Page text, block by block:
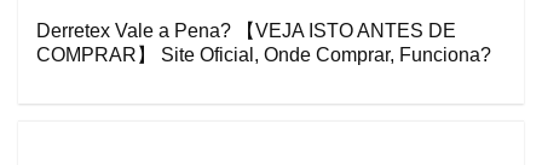
Derretex Vale a Pena? 【VEJA ISTO ANTES DE
COMPRAR】 Site Oficial, Onde Comprar, Funciona?